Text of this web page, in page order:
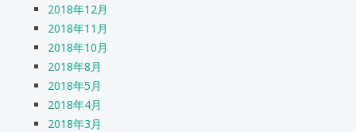
2018年12月
2018年11月
2018年10月
2018年8月
2018年5月
2018年4月
2018年3月